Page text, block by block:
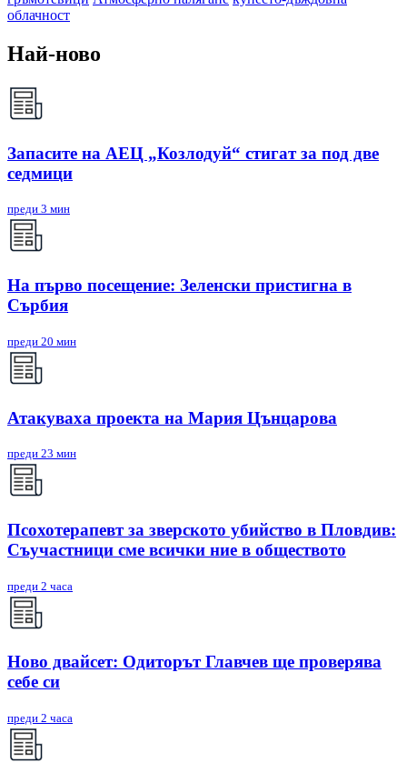
облачност
Най-ново
Запасите на АЕЦ „Козлодуй“ стигат за под две
седмици
преди 3 мин
На първо посещение: Зеленски пристигна в
Сърбия
преди 20 мин
Атакуваха проекта на Мария Цънцарова
преди 23 мин
Псохотерапевт за зверското убийство в Пловдив:
Съучастници сме всички ние в обществото
преди 2 часа
Ново двайсет: Одиторът Главчев ще проверява
себе си
преди 2 часа